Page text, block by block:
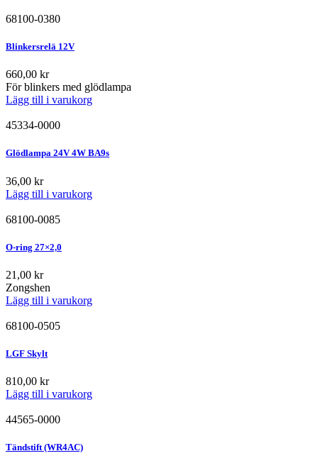
68100-0380
Blinkersrelä 12V
660,00 kr
För blinkers med glödlampa
Lägg till i varukorg
45334-0000
Glödlampa 24V 4W BA9s
36,00 kr
Lägg till i varukorg
68100-0085
O-ring 27×2,0
21,00 kr
Zongshen
Lägg till i varukorg
68100-0505
LGF Skylt
810,00 kr
Lägg till i varukorg
44565-0000
Tändstift (WR4AC)